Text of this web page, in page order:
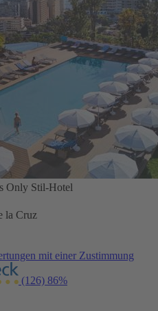
Only Stil-Hotel
la Cruz
mit einer Zustimmung
(126) 86%